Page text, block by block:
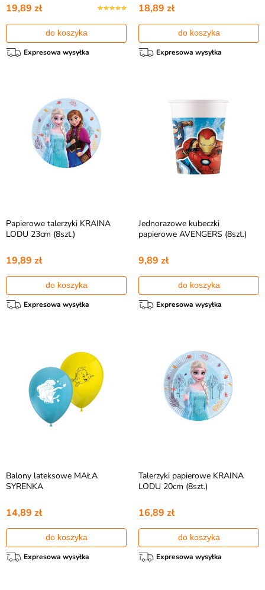
19,89 zł
do koszyka
Expresowa wysyłka
18,89 zł
do koszyka
Expresowa wysyłka
Papierowe talerzyki KRAINA
LODU 23cm (8szt.)
19,89 zł
do koszyka
Expresowa wysyłka
Jednorazowe kubeczki
papierowe AVENGERS (8szt.)
9,89 zł
do koszyka
Expresowa wysyłka
Balony lateksowe MAŁA
SYRENKA
14,89 zł
do koszyka
Expresowa wysyłka
Talerzyki papierowe KRAINA
LODU 20cm (8szt.)
16,89 zł
do koszyka
Expresowa wysyłka